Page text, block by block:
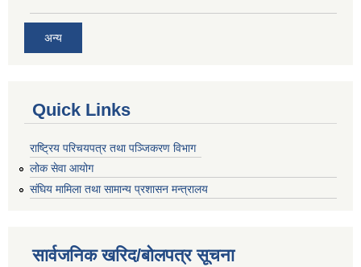
अन्य
Quick Links
राष्ट्रिय परिचयपत्र तथा पञ्जिकरण विभाग
लोक सेवा आयोग
संघिय मामिला तथा सामान्य प्रशासन मन्त्रालय
सार्वजनिक खरिद/बोलपत्र सूचना